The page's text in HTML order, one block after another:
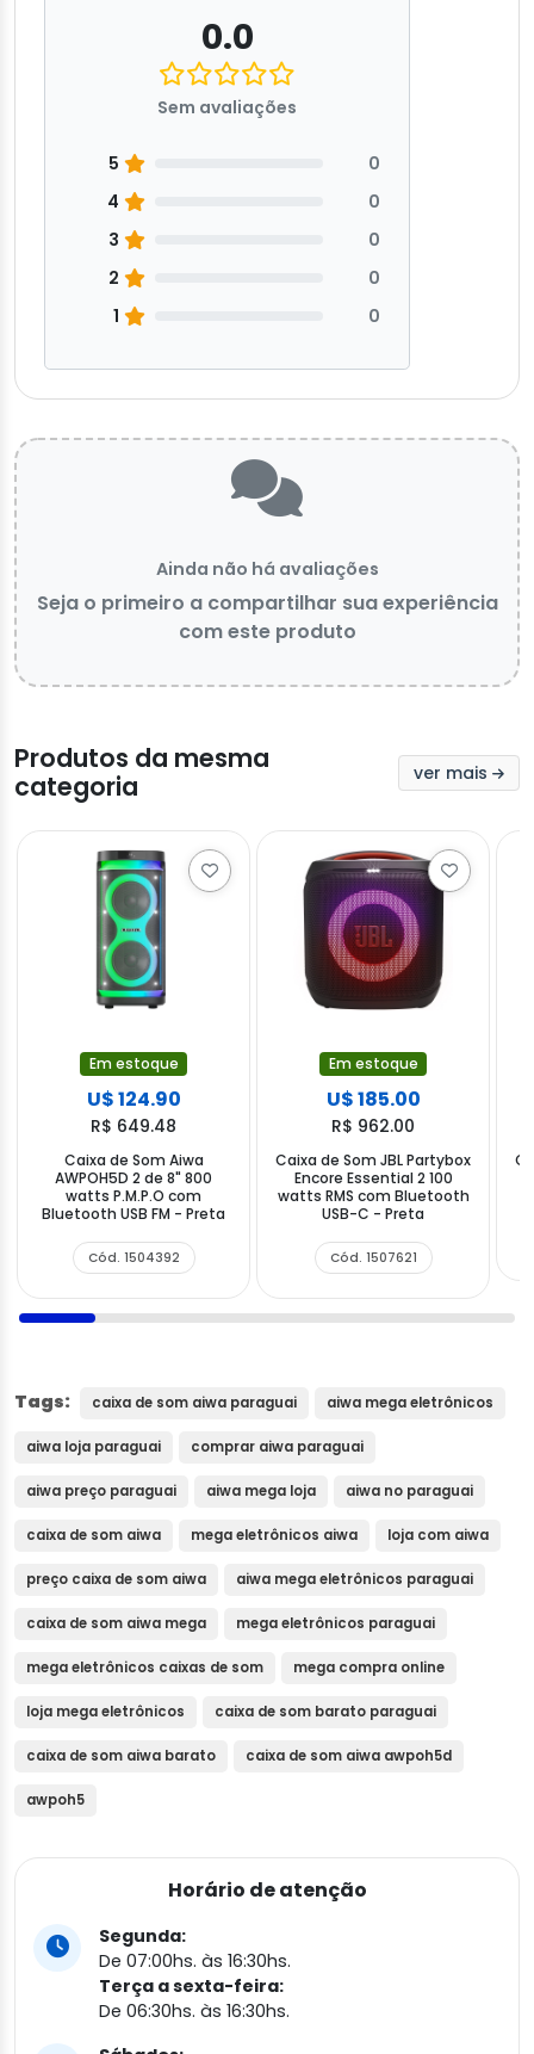
0.0
Sem avaliações
5
0
4
0
3
0
2
0
1
0
Ainda não há avaliações
Seja o primeiro a compartilhar sua experiência
com este produto
Produtos da mesma
categoria
ver mais
Em estoque
U$ 124.90
R$ 649.48
Caixa de Som Aiwa
AWPOH5D 2 de 8" 800
watts P.M.P.O com
Bluetooth USB FM - Preta
Cód. 1504392
Em estoque
U$ 185.00
R$ 962.00
Caixa de Som JBL Partybox
Encore Essential 2 100
watts RMS com Bluetooth
USB-C - Preta
Cód. 1507621
Tags: caixa de som aiwa paraguai aiwa mega eletrônicos
aiwa loja paraguai comprar aiwa paraguai
aiwa preço paraguai aiwa mega loja aiwa no paraguai
caixa de som aiwa mega eletrônicos aiwa loja com aiwa
preço caixa de som aiwa aiwa mega eletrônicos paraguai
caixa de som aiwa mega mega eletrônicos paraguai
mega eletrônicos caixas de som mega compra online
loja mega eletrônicos caixa de som barato paraguai
caixa de som aiwa barato caixa de som aiwa awpoh5d
awpoh5
Horário de atenção
Segunda:
De 07:00hs. às 16:30hs.
Terça a sexta-feira:
De 06:30hs. às 16:30hs.